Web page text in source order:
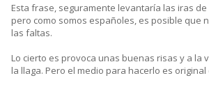
Esta frase, seguramente levantaría las iras
pero como somos españoles, es posible que
las faltas.
Lo cierto es provoca unas buenas risas y a la
la llaga. Pero el medio para hacerlo es original